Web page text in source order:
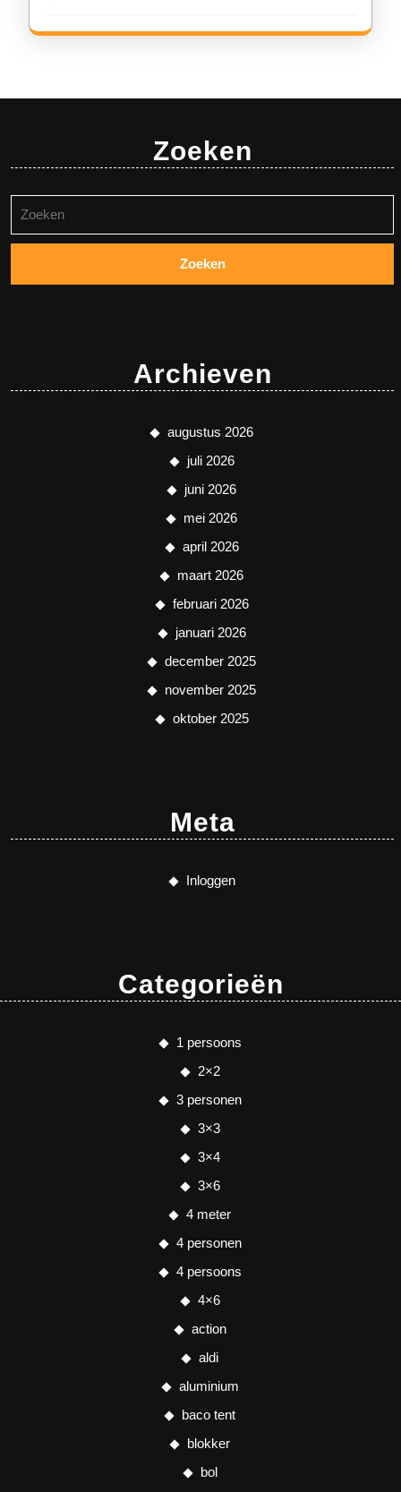
Zoeken
naar:
Archieven
augustus 2026
juli 2026
juni 2026
mei 2026
april 2026
maart 2026
februari 2026
januari 2026
december 2025
november 2025
oktober 2025
Meta
Inloggen
Categorieën
1 persoons
2×2
3 personen
3×3
3×4
3×6
4 meter
4 personen
4 persoons
4×6
action
aldi
aluminium
baco tent
blokker
bol